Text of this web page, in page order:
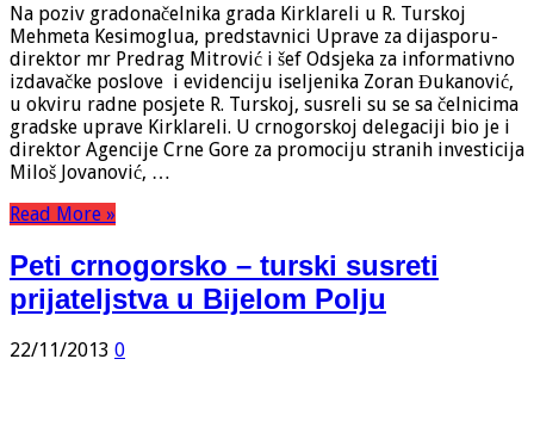
Na poziv gradonačelnika grada Kirklareli u R. Turskoj
Mehmeta Kesimoglua, predstavnici Uprave za dijasporu-
direktor mr Predrag Mitrović i šef Odsjeka za informativno
izdavačke poslove i evidenciju iseljenika Zoran Đukanović,
u okviru radne posjete R. Turskoj, susreli su se sa čelnicima
gradske uprave Kirklareli. U crnogorskoj delegaciji bio je i
direktor Agencije Crne Gore za promociju stranih investicija
Miloš Jovanović, …
Read More »
Peti crnogorsko – turski susreti
prijateljstva u Bijelom Polju
22/11/2013 0